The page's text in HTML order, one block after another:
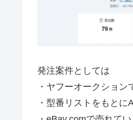
発注案件としては
・ヤフーオークショ
・型番リストをもと